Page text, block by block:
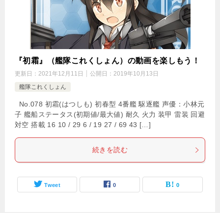
『初霜』（艦隊これくしょん）の動画を楽しもう！
更新日： 2021年12月11日 公開日： 2019年10月13日
艦隊これくしょん
No.078 初霜(はつしも) 初春型 4番艦 駆逐艦 声優：小林元
子 艦船ステータス(初期値/最大値) 耐久 火力 装甲 雷装 回避
対空 搭載 16 10 / 29 6 / 19 27 / 69 43 […]
続きを読む
Tweet 0 0